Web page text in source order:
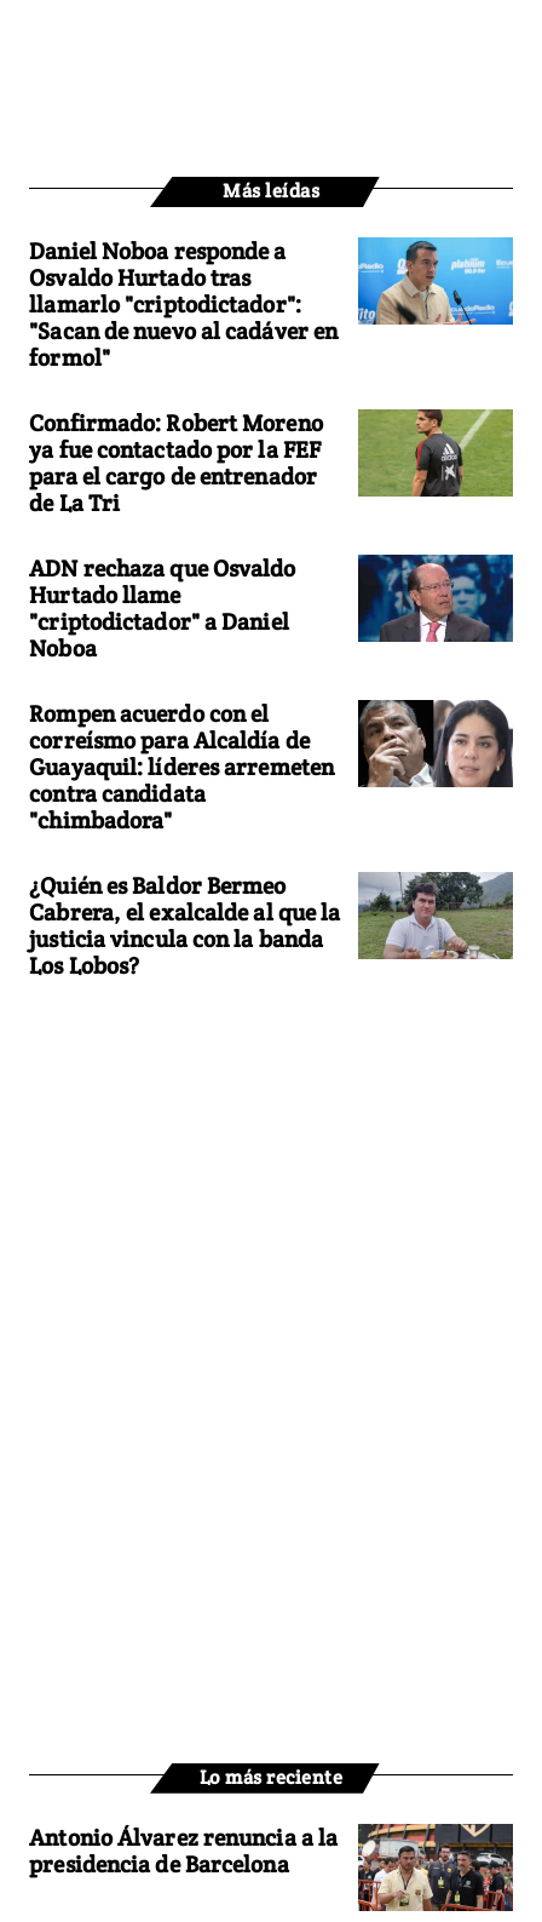
Más leídas
Daniel Noboa responde a
Osvaldo Hurtado tras
llamarlo "criptodictador":
"Sacan de nuevo al cadáver en
formol"
Confirmado: Robert Moreno
ya fue contactado por la FEF
para el cargo de entrenador
de La Tri
ADN rechaza que Osvaldo
Hurtado llame
"criptodictador" a Daniel
Noboa
Rompen acuerdo con el
correísmo para Alcaldía de
Guayaquil: líderes arremeten
contra candidata
"chimbadora"
¿Quién es Baldor Bermeo
Cabrera, el exalcalde al que la
justicia vincula con la banda
Los Lobos?
Lo más reciente
Antonio Álvarez renuncia a la
presidencia de Barcelona